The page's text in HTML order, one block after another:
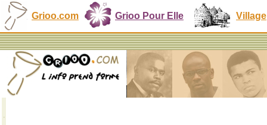
Grioo.com Grioo Pour Elle Village